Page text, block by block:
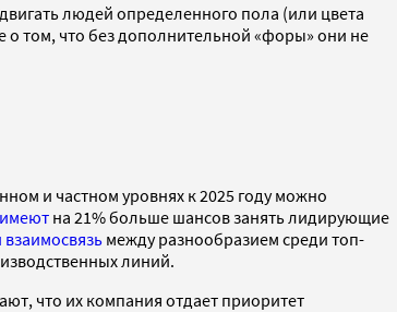
людей определенного пола (или цвета
о том, что без дополнительной «форы» они не
и частном уровнях к 2025 году можно
имеют на 21% больше шансов занять лидирующие
взаимосвязь между разнообразием среди топ-
линий.
что их компания отдает приоритет